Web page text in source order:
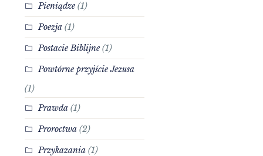
Pieniądze(1)
Poezja(1)
Postacie Biblijne(1)
Powtórne przyjście Jezusa
(1)
Prawda(1)
Proroctwa(2)
Przykazania(1)